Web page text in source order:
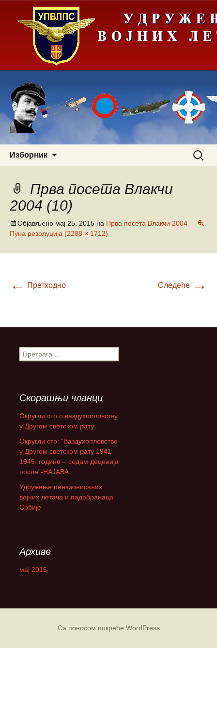
Изборник
Прва посета Влакчи
2004 (10)
Објављено мај 25, 2015 на Прва посета Влакчи 2004
Пуна резолуција (2288 × 1712)
← Претходно Следеће →
П
р
а
г
а
:
Скорашњи чланци
Округли сто о ваздухопловству
у Другом светском рату
Округли сто: “Ваздухопловство
у Другом светском рату 1941-
1945. године – седам деценија
после”-НАЈАВА
Удружење пензионисаних
војних летача и падобранаца
Србије
Архиве
мај 2015
Са поносом покреће WordPress